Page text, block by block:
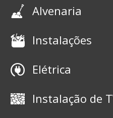
Alvenaria
Instalações
Elétrica
Instalação de